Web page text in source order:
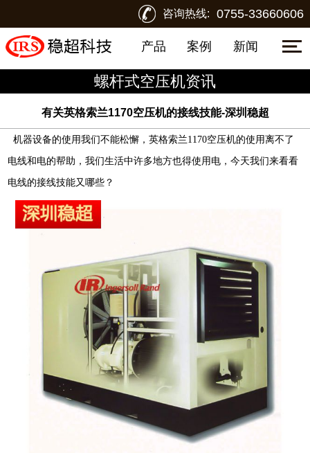
咨询热线: 0755-33660606
产品 案例 新闻
螺杆式空压机资讯
有关英格索兰1170空压机的接线技能-深圳稳超
机器设备的使用我们不能松懈，英格索兰1170空压机的使用离不了
电线和电的帮助，我们生活中许多地方也得使用电，今天我们来看看
电线的接线技能又哪些？